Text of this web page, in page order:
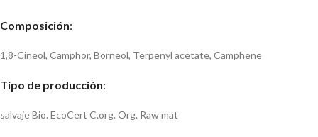
Composición:
1,8-Cineol, Camphor, Borneol, Terpenyl acetate, Camphene
Tipo de producción:
salvaje Bio. EcoCert C.org. Org. Raw mat